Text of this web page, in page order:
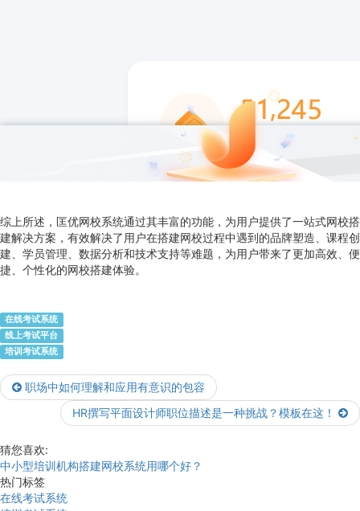
综上所述，匡优网校系统通过其丰富的功能，为用户提供了一站式网校搭
建解决方案，有效解决了用户在搭建网校过程中遇到的品牌塑造、课程创
建、学员管理、数据分析和技术支持等难题，为用户带来了更加高效、便
捷、个性化的网校搭建体验。
在线考试系统
线上考试平台
培训考试系统
职场中如何理解和应用有意识的包容
HR撰写平面设计师职位描述是一种挑战？模板在这！
猜您喜欢:
中小型培训机构搭建网校系统用哪个好？
热门标签
在线考试系统